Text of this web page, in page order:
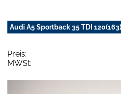
Audi A5 Sportback 35 TDI
Preis:
MWSt: